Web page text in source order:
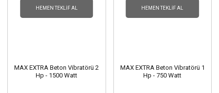
HEMEN TEKLIF AL
MAX EXTRA Beton Vibratörü 2
Hp - 1500 Watt
HEMEN TEKLIF AL
MAX EXTRA Beton Vibratörü 1
Hp - 750 Watt